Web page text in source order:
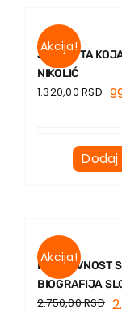
Akcija!
JA SAM TA
NIKOLIĆ
1.320,00RSD
Akcija!
KNJIŽEVNOST
BIOGRAFIJA
2.750,00RSD